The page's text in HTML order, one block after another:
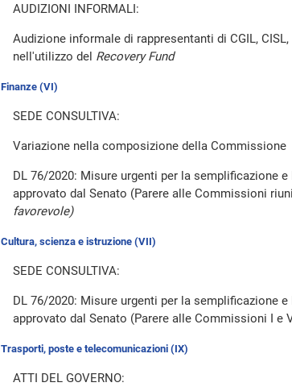
AUDIZIONI INFORMALI:
Audizione informale di rappresentanti di CGIL,
nell'utilizzo del Recovery Fund
Finanze (VI)
SEDE CONSULTIVA:
Variazione nella composizione della Commissione
DL 76/2020: Misure urgenti per la semplificazione
approvato dal Senato (Parere alle Commissioni
favorevole)
Cultura, scienza e istruzione (VII)
SEDE CONSULTIVA:
DL 76/2020: Misure urgenti per la semplificazione
approvato dal Senato (Parere alle Commissioni I e
Trasporti, poste e telecomunicazioni (IX)
ATTI DEL GOVERNO: